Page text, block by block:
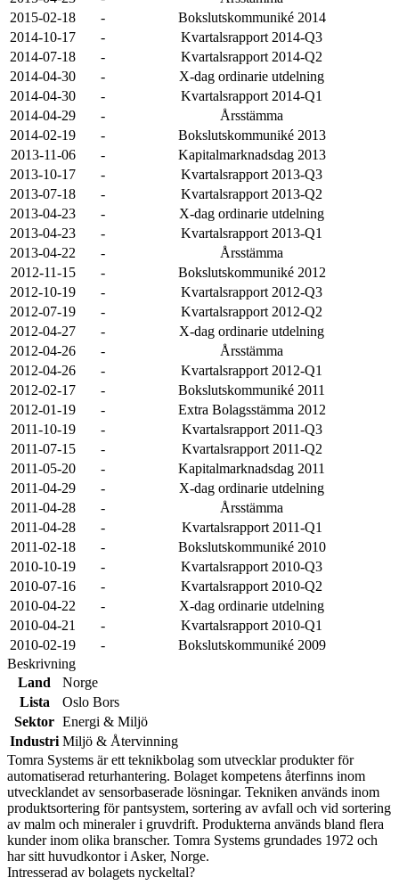
2015-02-18
-
Bokslutskommuniké 2014
2014-10-17
-
Kvartalsrapport 2014-Q3
2014-07-18
-
Kvartalsrapport 2014-Q2
2014-04-30
-
X-dag ordinarie utdelning
2014-04-30
-
Kvartalsrapport 2014-Q1
2014-04-29
-
Årsstämma
2014-02-19
-
Bokslutskommuniké 2013
2013-11-06
-
Kapitalmarknadsdag 2013
2013-10-17
-
Kvartalsrapport 2013-Q3
2013-07-18
-
Kvartalsrapport 2013-Q2
2013-04-23
-
X-dag ordinarie utdelning
2013-04-23
-
Kvartalsrapport 2013-Q1
2013-04-22
-
Årsstämma
2012-11-15
-
Bokslutskommuniké 2012
2012-10-19
-
Kvartalsrapport 2012-Q3
2012-07-19
-
Kvartalsrapport 2012-Q2
2012-04-27
-
X-dag ordinarie utdelning
2012-04-26
-
Årsstämma
2012-04-26
-
Kvartalsrapport 2012-Q1
2012-02-17
-
Bokslutskommuniké 2011
2012-01-19
-
Extra Bolagsstämma 2012
2011-10-19
-
Kvartalsrapport 2011-Q3
2011-07-15
-
Kvartalsrapport 2011-Q2
2011-05-20
-
Kapitalmarknadsdag 2011
2011-04-29
-
X-dag ordinarie utdelning
2011-04-28
-
Årsstämma
2011-04-28
-
Kvartalsrapport 2011-Q1
2011-02-18
-
Bokslutskommuniké 2010
2010-10-19
-
Kvartalsrapport 2010-Q3
2010-07-16
-
Kvartalsrapport 2010-Q2
2010-04-22
-
X-dag ordinarie utdelning
2010-04-21
-
Kvartalsrapport 2010-Q1
2010-02-19
-
Bokslutskommuniké 2009
Beskrivning
Land
Norge
Lista
Oslo Bors
Sektor Energi & Miljö
Industri Miljö & Återvinning
Tomra Systems är ett teknikbolag som utvecklar produkter för
automatiserad returhantering. Bolaget kompetens återfinns inom
utvecklandet av sensorbaserade lösningar. Tekniken används inom
produktsortering för pantsystem, sortering av avfall och vid sortering
av malm och mineraler i gruvdrift. Produkterna används bland flera
kunder inom olika branscher. Tomra Systems grundades 1972 och
har sitt huvudkontor i Asker, Norge.
Intresserad av bolagets nyckeltal?